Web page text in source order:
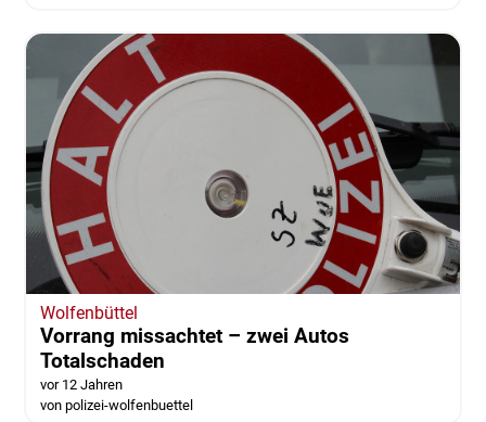
Wolfenbüttel
Vorrang missachtet – zwei Autos
Totalschaden
vor 12 Jahren
von polizei-wolfenbuettel